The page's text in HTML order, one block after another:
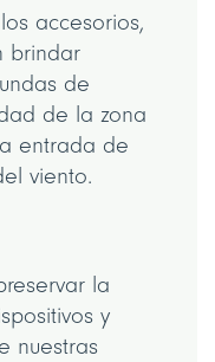
accesorios,
brindar
de
de la zona
entrada de
viento.
la
y
nuestras